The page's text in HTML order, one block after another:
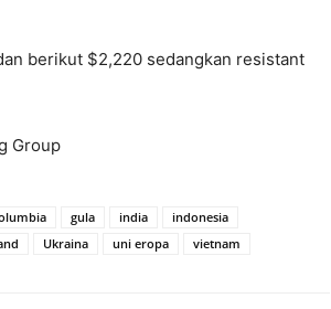
berikut $2,220 sedangkan resistant
Group
gula india
indonesia
Ukraina uni eropa vietnam